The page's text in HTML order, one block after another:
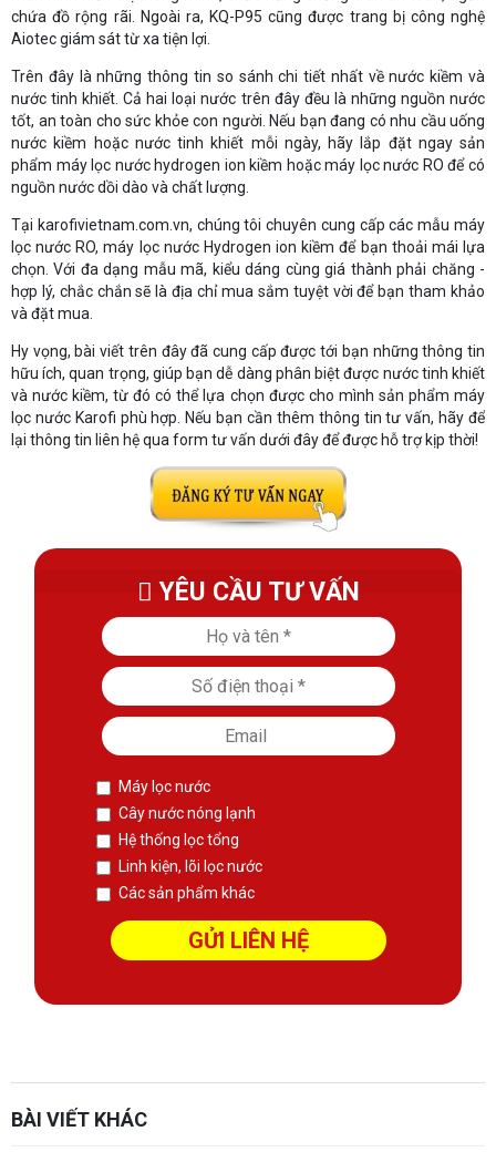
chứa đồ rộng rãi. Ngoài ra, KQ-P95 cũng được trang bị công nghệ
Aiotec giám sát từ xa tiện lợi.
Trên đây là những thông tin so sánh chi tiết nhất về nước kiềm và
nước tinh khiết. Cả hai loại nước trên đây đều là những nguồn nước
tốt, an toàn cho sức khỏe con người. Nếu bạn đang có nhu cầu uống
nước kiềm hoặc nước tinh khiết mỗi ngày, hãy lắp đặt ngay sản
phẩm máy lọc nước hydrogen ion kiềm hoặc máy lọc nước RO để có
nguồn nước dồi dào và chất lượng.
Tại karofivietnam.com.vn, chúng tôi chuyên cung cấp các mẫu máy
lọc nước RO, máy lọc nước Hydrogen ion kiềm để bạn thoải mái lựa
chọn. Với đa dạng mẫu mã, kiểu dáng cùng giá thành phải chăng -
hợp lý, chắc chắn sẽ là địa chỉ mua sắm tuyệt vời để bạn tham khảo
và đặt mua.
Hy vọng, bài viết trên đây đã cung cấp được tới bạn những thông tin
hữu ích, quan trọng, giúp bạn dễ dàng phân biệt được nước tinh khiết
và nước kiềm, từ đó có thể lựa chọn được cho mình sản phẩm máy
lọc nước Karofi phù hợp. Nếu bạn cần thêm thông tin tư vấn, hãy để
lại thông tin liên hệ qua form tư vấn dưới đây để được hỗ trợ kịp thời!
YÊU CẦU TƯ VẤN
Máy lọc nước
Cây nước nóng lạnh
Hệ thống lọc tổng
Linh kiện, lõi lọc nước
Các sản phẩm khác
BÀI VIẾT KHÁC